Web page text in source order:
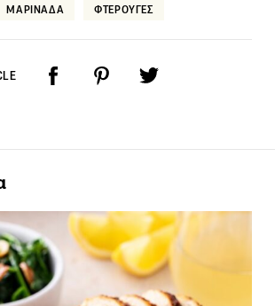
ΜΑΡΙΝΑΔΑ ΦΤΕΡΟΥΓΕΣ